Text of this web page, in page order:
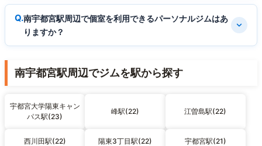
南宇都宮駅周辺で個室を利用できるパーソナルジムはあ
りますか？
南宇都宮駅周辺でジムを駅から探す
宇都宮大学陽東キャン
パス駅(23)
峰駅(22) 江曽島駅(22)
西川田駅(22) 陽東3丁目駅(22) 宇都宮駅(21)